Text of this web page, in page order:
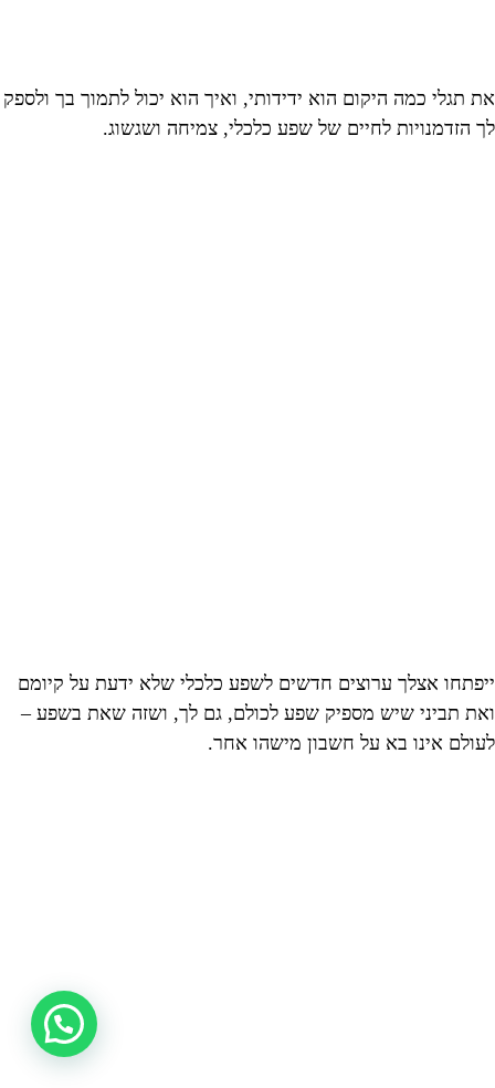
את תגלי כמה היקום הוא ידידותי, ואיך הוא יכול לתמוך בך ולספק
לך הזדמנויות לחיים של שפע כלכלי, צמיחה ושגשוג.
ייפתחו אצלך ערוצים חדשים לשפע כלכלי שלא ידעת על קיומם
ואת תביני שיש מספיק שפע לכולם, גם לך, ושזה שאת בשפע –
לעולם אינו בא על חשבון מישהו אחר.